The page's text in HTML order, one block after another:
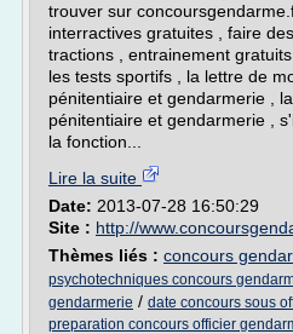
trouver sur
interractives gratuites , faire
tractions , entrainement
les tests sportifs , la lettre de
pénitentiaire et gendarmerie ,
pénitentiaire et gendarmerie ,
la fonction...
Lire la suite
Date: 2013-07-28 16:50:29
Site : http://
Thèmes liés : concours
psychotechniques concours
gendarmerie / date concours sous
preparation concours officier